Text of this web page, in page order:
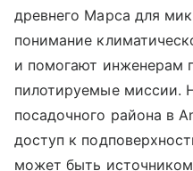
древнего Марса для
понимание
и помогают инженерам
пилотируемые миссии.
посадочного района в
доступ к
может быть